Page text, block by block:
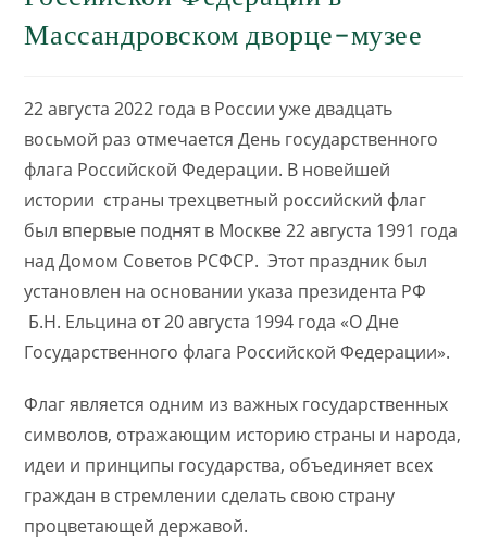
Массандровском дворце-музее
22 августа 2022 года в России уже двадцать
восьмой раз отмечается День государственного
флага Российской Федерации. В новейшей
истории страны трехцветный российский флаг
был впервые поднят в Москве 22 августа 1991 года
над Домом Советов РСФСР. Этот праздник был
установлен на основании указа президента РФ
Б.Н. Ельцина от 20 августа 1994 года «О Дне
Государственного флага Российской Федерации».
Флаг является одним из важных государственных
символов, отражающим историю страны и народа,
идеи и принципы государства, объединяет всех
граждан в стремлении сделать свою страну
процветающей державой.